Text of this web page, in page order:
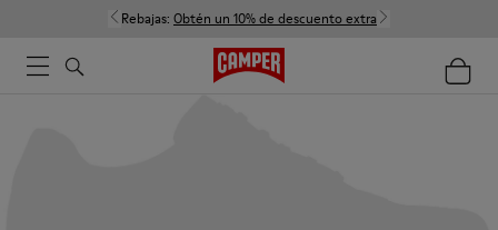
Rebajas: Obtén un 10% de descuento extra